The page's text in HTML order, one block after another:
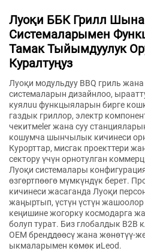
Луоқи ББК Грилл
Системаларымен
Тамак Тыйымдуулук
Куралтуңуз
Луоқи модульдуу BBQ гриль
системаларын дизайнлоо,
куялuu функцыяларын бирге
газдык гриллор, электр
чекитмeler жана суу
кошумча шынчылык кичинеси
Курорттар, мисгак проекттери
сектору үчүн орнотулган
Луоқи системалары
өзгөртпөөгө мүмкүндүк берет.
кичинеси жасаганда Луоқи
жаңыртып, үстүн үстүн
кеңишине жогорку космодарга
болуп турат. Биз глобалдык B2B
OEM бренддөөсү жана жөнөтүү-
ыкмаларымен көмөк иLeod.